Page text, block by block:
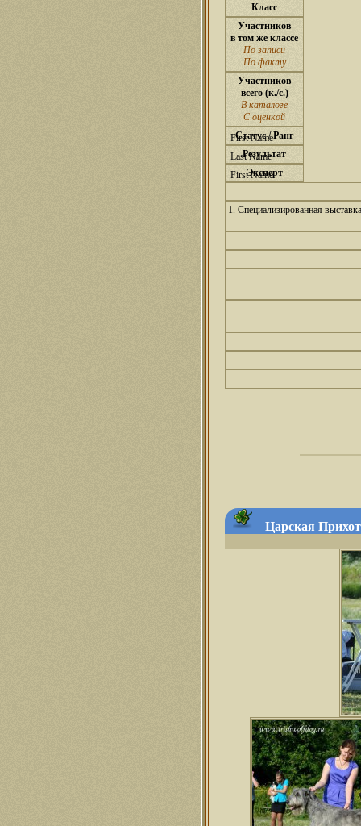
Класс
Участников
в том же классе
По записи
По факту
Участников
всего (к./с.)
В каталоге
С оценкой
Статус / Ранг
Результат
Эксперт
1. Специализированная
Царская